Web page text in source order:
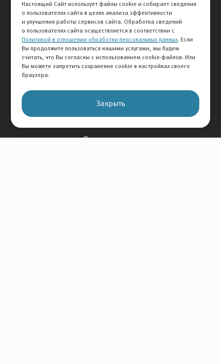
Кредитование
Страхование
Спецпредложения
Продажа авто
Оставить отзыв
Настоящий Сайт использует файлы cookie и собирает сведения
о пользователях сайта в целях анализа эффективности
и улучшения работы сервисов сайта. Обработка сведений
о пользователях сайта осуществляется в соответствии с
Политикой в отношении обработки персональных данных. Если
Вы продолжите пользоваться нашими услугами, мы будем
считать, что Вы согласны с использованием cookie-файлов. Или
Вы можете запретить сохранение cookie в настройках своего
браузера.
Закрыть